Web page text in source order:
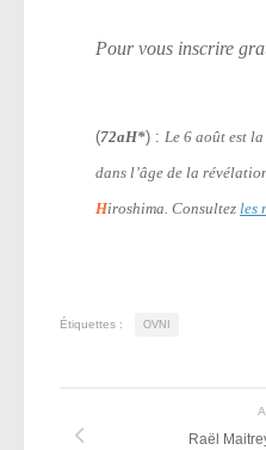
Pour vous inscrire
(72aH*) : Le 6 août est
dans l’âge de la
Hiroshima. Consultez les
Étiquettes : OVNI
Raël